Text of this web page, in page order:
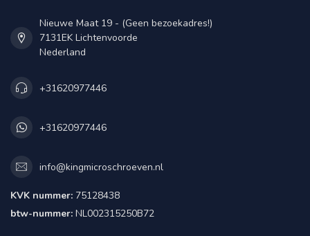
Nieuwe Maat 19 - (Geen bezoekadres!)
7131EK Lichtenvoorde
Nederland
+31620977446
+31620977446
info@kingmicroschroeven.nl
KVK nummer: 75128438
btw-nummer: NL002315250B72